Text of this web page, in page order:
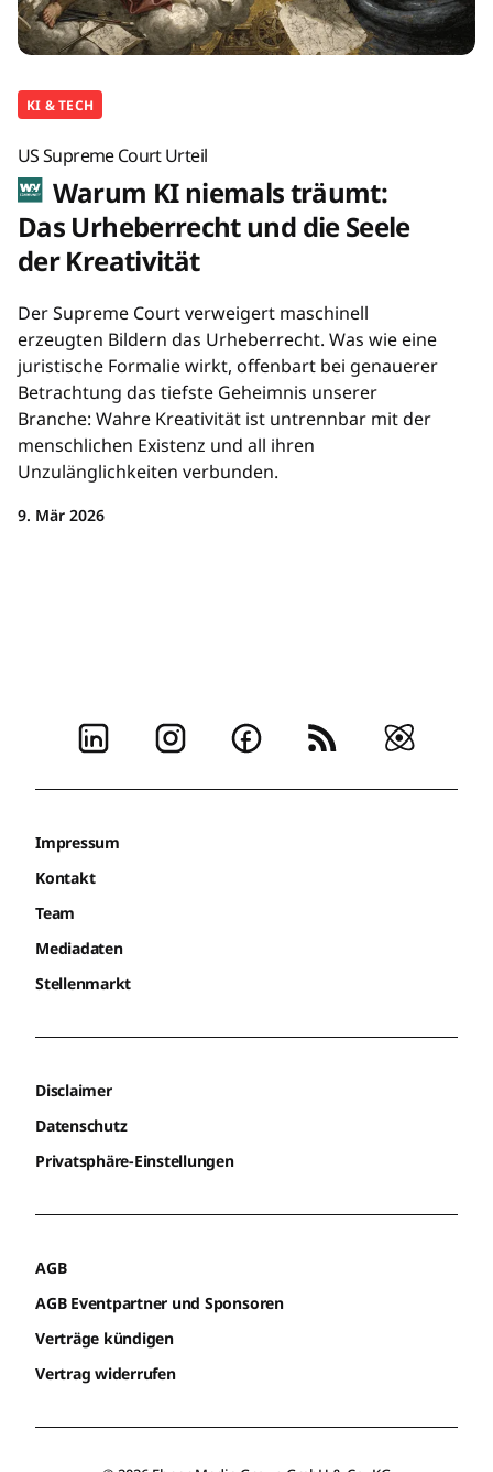
KI & TECH
US Supreme Court Urteil
Warum KI niemals träumt:
Das Urheberrecht und die Seele
der Kreativität
Der Supreme Court verweigert maschinell
erzeugten Bildern das Urheberrecht. Was wie eine
juristische Formalie wirkt, offenbart bei genauerer
Betrachtung das tiefste Geheimnis unserer
Branche: Wahre Kreativität ist untrennbar mit der
menschlichen Existenz und all ihren
Unzulänglichkeiten verbunden.
9. Mär 2026
Impressum
Kontakt
Team
Mediadaten
Stellenmarkt
Disclaimer
Datenschutz
Privatsphäre-Einstellungen
AGB
AGB Eventpartner und Sponsoren
Verträge kündigen
Vertrag widerrufen